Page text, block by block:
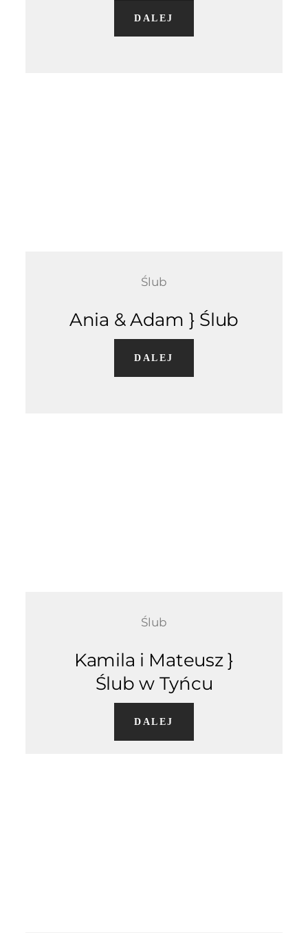
DALEJ
Ślub
Ania & Adam } Ślub
DALEJ
Ślub
Kamila i Mateusz }
Ślub w Tyńcu
DALEJ